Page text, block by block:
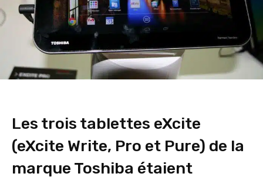
Les trois tablettes eXcite
(eXcite Write, Pro et Pure) de la
marque Toshiba étaient